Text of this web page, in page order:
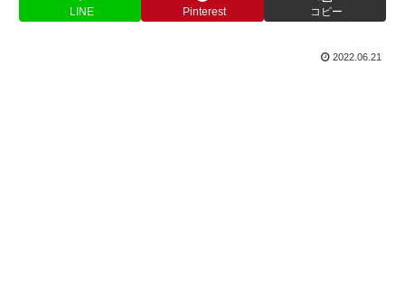
LINE Pinterest コピー
2022.06.21